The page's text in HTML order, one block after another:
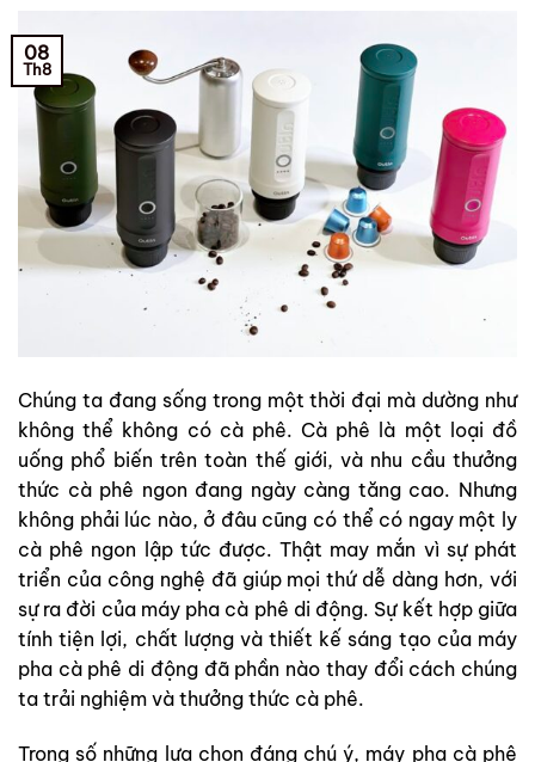
08
Th8
Chúng ta đang sống trong một thời đại mà dường như
không thể không có cà phê. Cà phê là một loại đồ
uống phổ biến trên toàn thế giới, và nhu cầu thưởng
thức cà phê ngon đang ngày càng tăng cao. Nhưng
không phải lúc nào, ở đâu cũng có thể có ngay một ly
cà phê ngon lập tức được. Thật may mắn vì sự phát
triển của công nghệ đã giúp mọi thứ dễ dàng hơn, với
sự ra đời của máy pha cà phê di động. Sự kết hợp giữa
tính tiện lợi, chất lượng và thiết kế sáng tạo của máy
pha cà phê di động đã phần nào thay đổi cách chúng
ta trải nghiệm và thưởng thức cà phê.
Trong số những lựa chọn đáng chú ý, máy pha cà phê